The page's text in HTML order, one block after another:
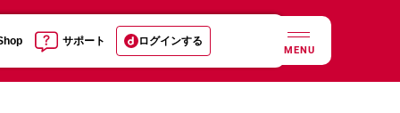
サポート ログインする
MENU